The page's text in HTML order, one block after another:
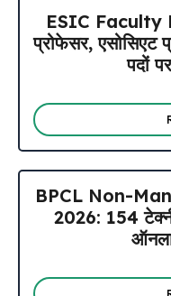
ESIC Faculty
प्रोफेसर,
पदों
BPCL Non-
2026: 154